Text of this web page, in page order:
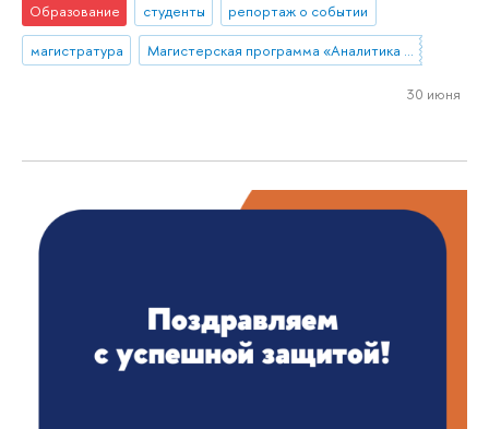
Образование студенты
репортаж о событии
магистратура
Магистерская программа «Аналитика данных и прикладная статистика / Data Analytics and Social Statistics»
30 июня